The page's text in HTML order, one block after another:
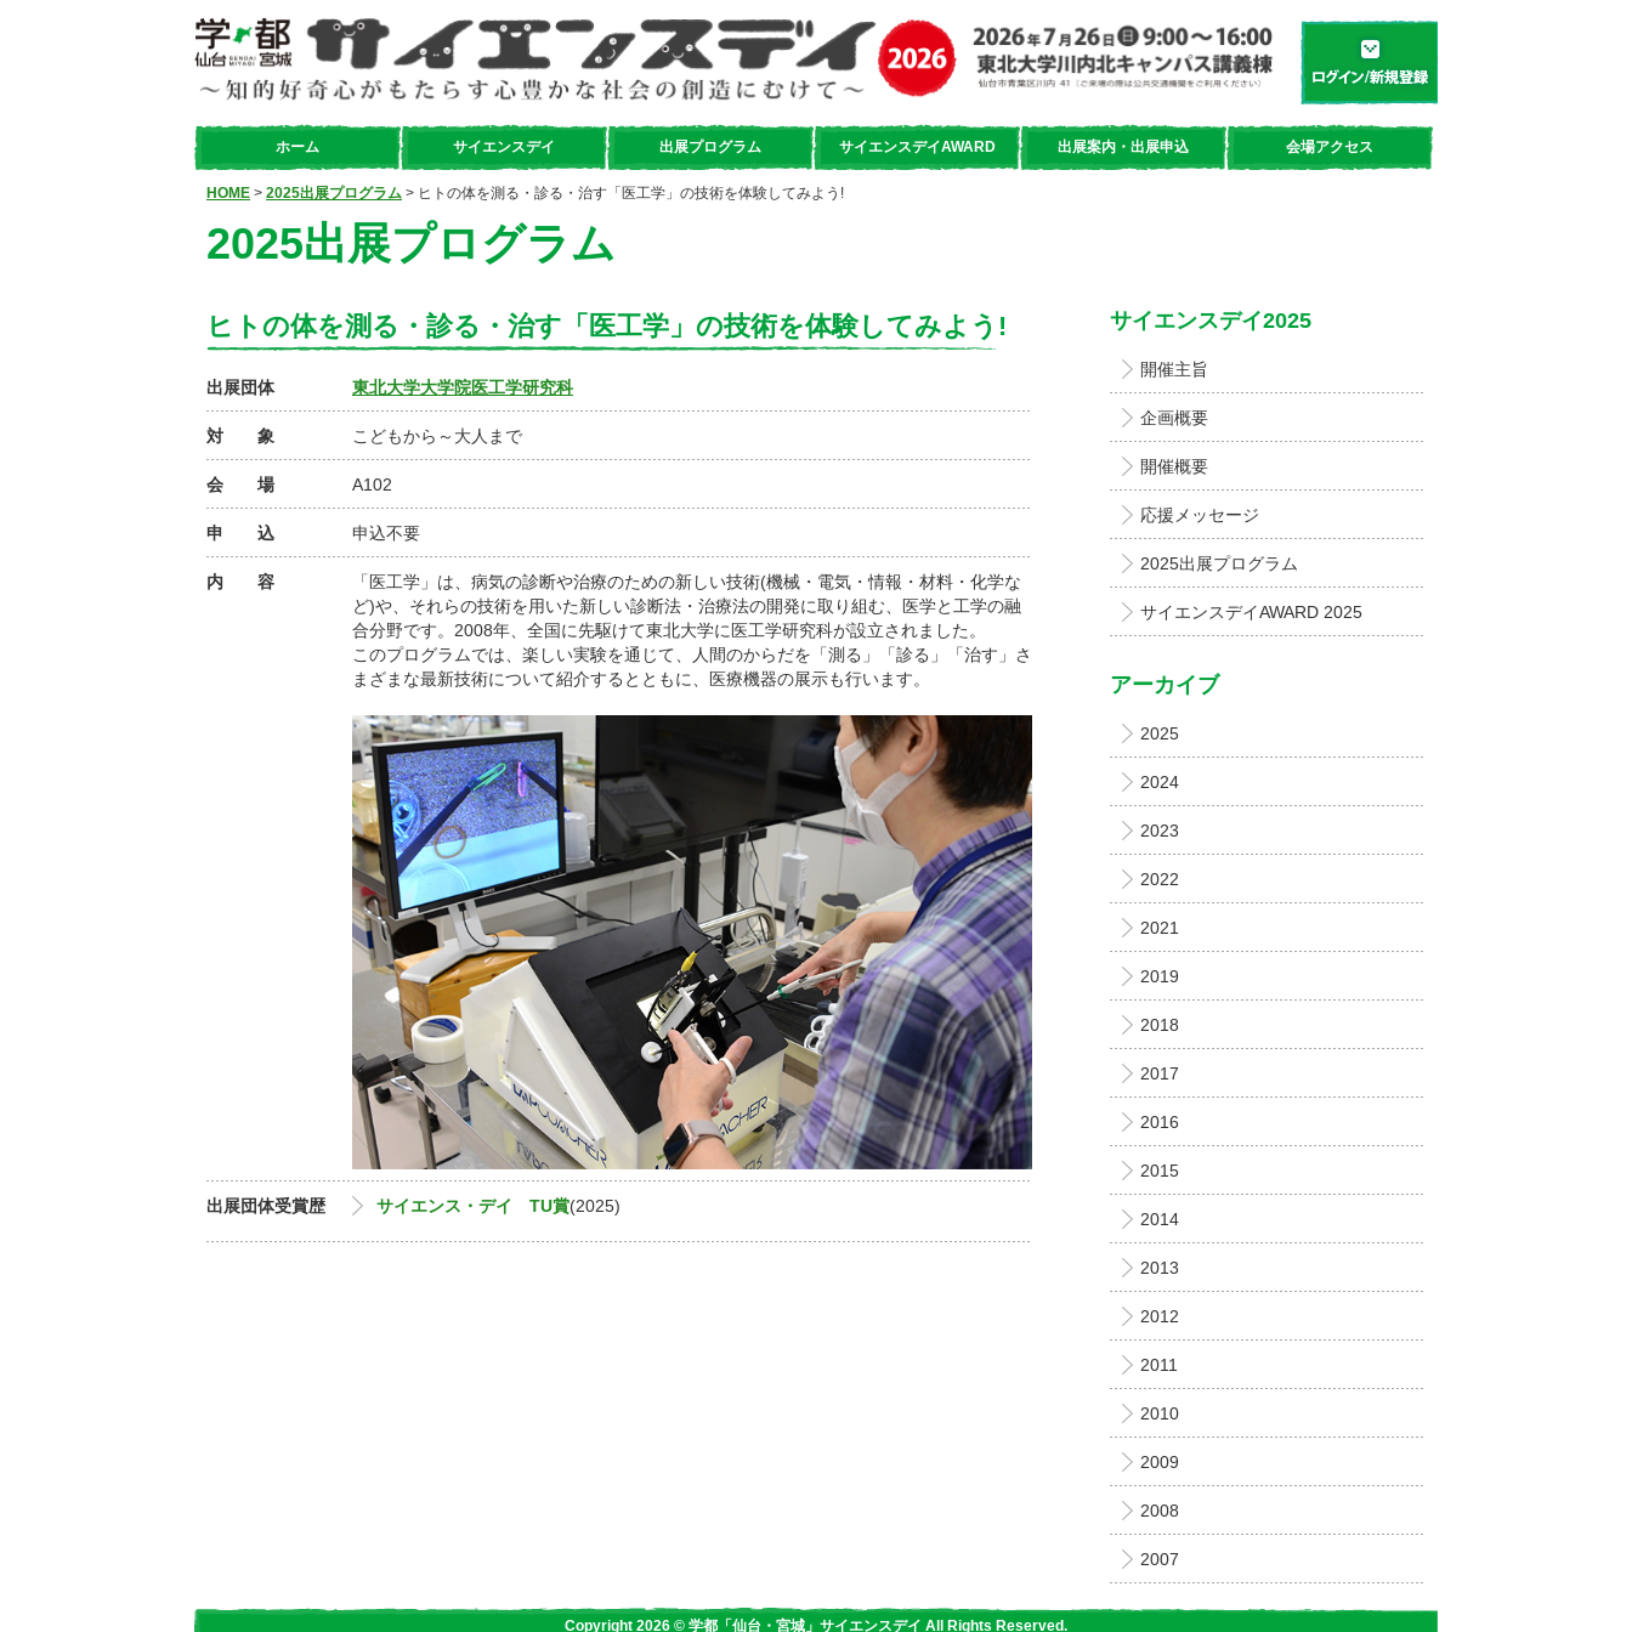
学都「仙台・宮城」サイエンスデイ
ホーム サイエンスデイ 出展プログラム サイエンスデイAWARD 出展案内・出展申込 会場アクセス
HOME > 2025出展プログラム > ヒトの体を測る・診る・治す「医工学」の技術を体験してみよう!
2025出展プログラム
ヒトの体を測る・診る・治す「医工学」の技術を体験してみよう!
出展団体 東北大学大学院医工学研究科
対 象 こどもから～大人まで
会 場 A102
申 込 申込不要
内 容
「医工学」は、病気の診断や治療のための新しい技術(機械・電気・情報・材料・化学な
ど)や、それらの技術を用いた新しい診断法・治療法の開発に取り組む、医学と工学の融
合分野です。2008年、全国に先駆けて東北大学に医工学研究科が設立されました。
このプログラムでは、楽しい実験を通じて、人間のからだを「測る」「診る」「治す」さ
まざまな最新技術について紹介するとともに、医療機器の展示も行います。
出展団体受賞歴 サイエンス・デイ TU賞(2025)
サイエンスデイ2025
開催主旨
企画概要
開催概要
応援メッセージ
2025出展プログラム
サイエンスデイAWARD 2025
アーカイブ
2025
2024
2023
2022
2021
2019
2018
2017
2016
2015
2014
2013
2012
2011
2010
2009
2008
2007
Copyright 2026 © 学都「仙台・宮城」サイエンスデイ All Rights Reserved.